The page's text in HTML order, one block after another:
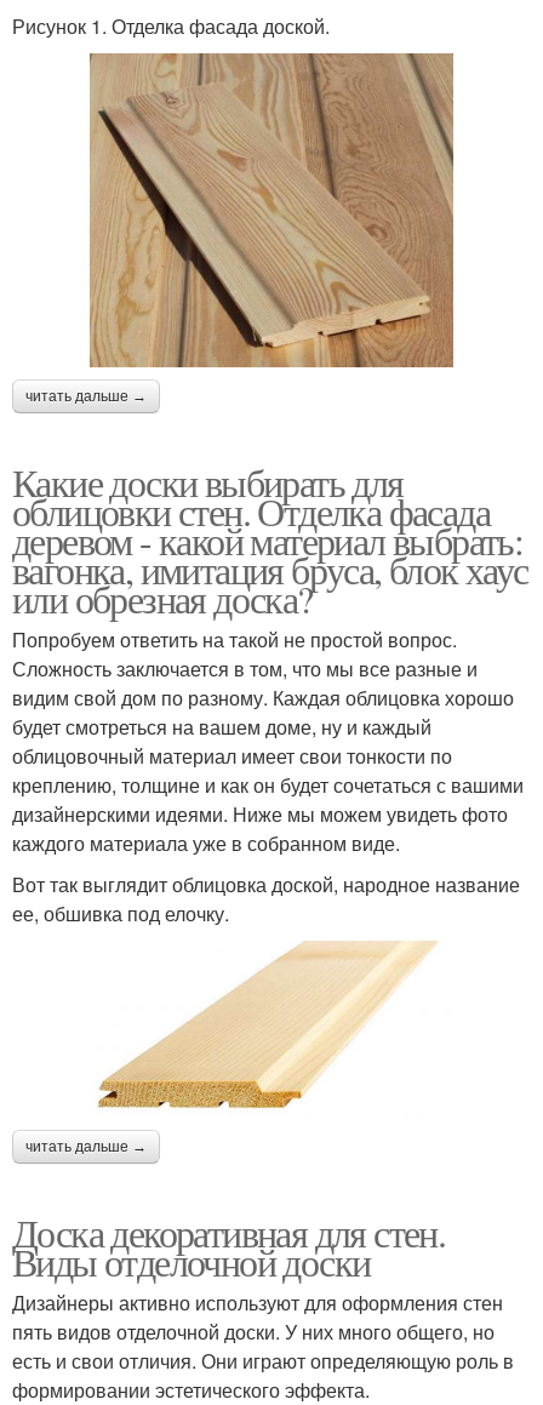
Рисунок 1. Отделка фасада доской.
читать дальше →
Какие доски выбирать для
облицовки стен. Отделка фасада
деревом - какой материал выбрать:
вагонка, имитация бруса, блок хаус
или обрезная доска?
Попробуем ответить на такой не простой вопрос.
Сложность заключается в том, что мы все разные и
видим свой дом по разному. Каждая облицовка хорошо
будет смотреться на вашем доме, ну и каждый
облицовочный материал имеет свои тонкости по
креплению, толщине и как он будет сочетаться с вашими
дизайнерскими идеями. Ниже мы можем увидеть фото
каждого материала уже в собранном виде.
Вот так выглядит облицовка доской, народное название
ее, обшивка под елочку.
читать дальше →
Доска декоративная для стен.
Виды отделочной доски
Дизайнеры активно используют для оформления стен
пять видов отделочной доски. У них много общего, но
есть и свои отличия. Они играют определяющую роль в
формировании эстетического эффекта.